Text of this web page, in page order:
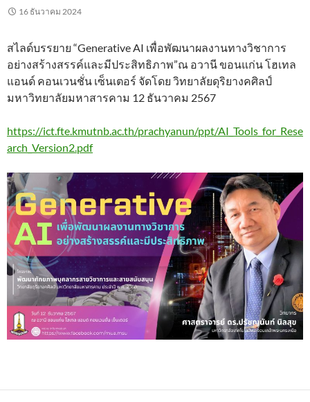
16 ธันวาคม 2024
สไลด์บรรยาย “Generative AI เพื่อพัฒนาผลงานทางวิชาการ
อย่างสร้างสรรค์และมีประสิทธิภาพ”ณ อวานี ขอนแก่น โฮเทล
แอนด์ คอนเวนชั่น เซ็นเตอร์ จัดโดย วิทยาลัยดุริยางคศิลป์
มหาวิทยาลัยมหาสารคาม 12 ธันวาคม 2567
https://ict.fte.kmutnb.ac.th/prachyanun/ppt/AI_Tools_for_Rese
arch_Version2.pdf